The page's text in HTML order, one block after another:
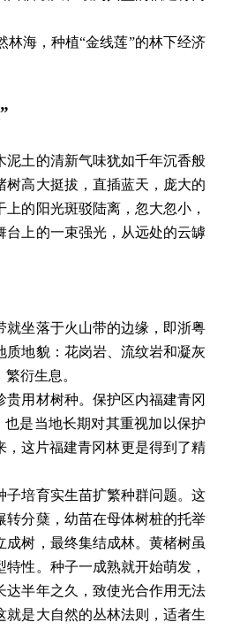
林海，种植“金线莲”的林下经济
泥土的清新气味犹如千年沉香般
高大挺拔，直插蓝天，庞大的
的阳光斑驳陆离，忽大忽小，
上的一束强光，从远处的云罅
坐落于火山带的边缘，即浙粤
质地貌：花岗岩、流纹岩和凝灰
衍生息。
用材树种。保护区内福建青冈
是当地长期对其重视加以保护
，这片福建青冈林更是得到了精
培育实生苗扩繁种群问题。这
转分蘖，幼苗在母体树桩的托举
树，最终集结成林。黄楮树虽
性。种子一成熟就开始萌发，
达半年之久，致使光合作用无法
是大自然的丛林法则，适者生